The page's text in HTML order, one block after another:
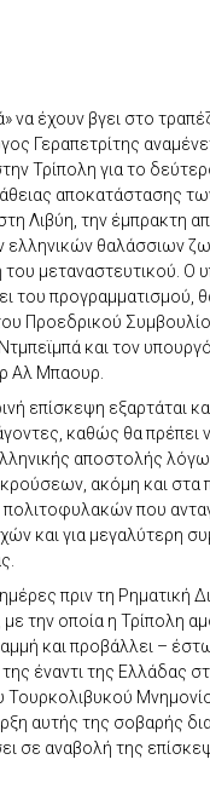
να έχουν βγει στο
Γεραπετρίτης
Τρίπολη για το
αποκατάστασης
Λιβύη, την έμπρακτη
ελληνικών θαλάσσιων
του μεταναστευτικού. Ο
του προγραμματισμού,
Προεδρικού
και τον
Αλ Μπαουρ.
επίσκεψη εξαρτάται
καθώς θα πρέπει
αποστολής
ακόμη και στα
που
και για μεγαλύτερη
πριν τη Ρηματική
την οποία η Τρίπολη
και προβάλλει –
έναντι της Ελλάδας
Τουρκολιβυκού
αυτής της σοβαρής
σε αναβολή της